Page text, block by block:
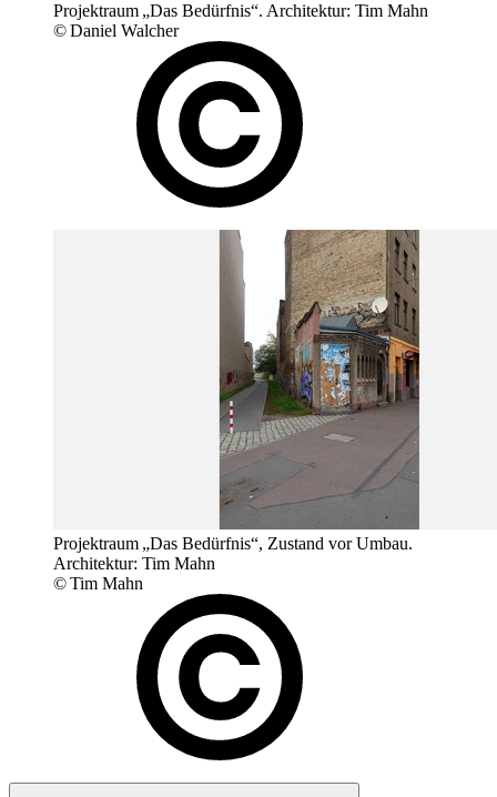
Projektraum „Das Bedürfnis“. Architektur: Tim Mahn
© Daniel Walcher
Projektraum „Das Bedürfnis“, Zustand vor Umbau.
Architektur: Tim Mahn
© Tim Mahn